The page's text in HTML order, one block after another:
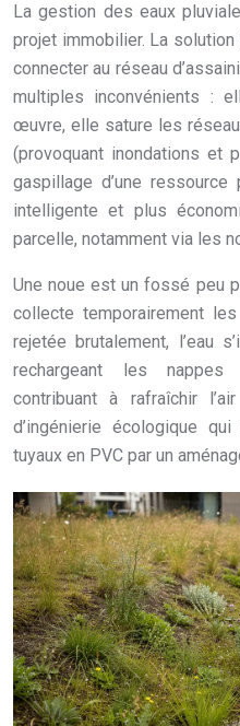
La gestion des eaux
projet immobilier. La
connecter au réseau
multiples inconvénients :
œuvre, elle sature les
(provoquant inondations et
gaspillage d’une
intelligente et plus
parcelle, notamment via les
Une noue est un fossé peu
collecte temporairement
rejetée brutalement, l’eau
rechargeant les nappes
contribuant à rafraîchir
d’ingénierie écologique
tuyaux en PVC par un